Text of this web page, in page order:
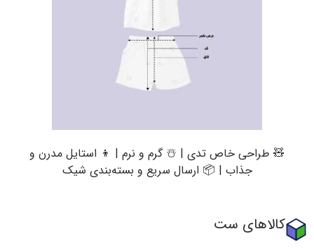
🧸 طراحی خاص تدی | ☃️ گرم و نرم | 👦 استایل مدرن و
جذاب | 📦 ارسال سریع و بسته‌بندی شیک
کالاهای ست